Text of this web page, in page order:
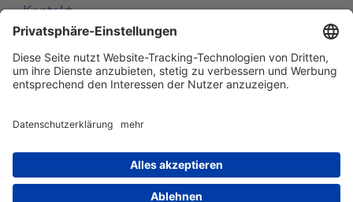
Kontakt
Impressum
Datenschutz
Suchen